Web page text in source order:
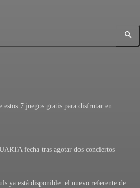
7 juegos gratis para disfrutar en
fecha tras agotar dos conciertos
ya está disponible: el nuevo referente de